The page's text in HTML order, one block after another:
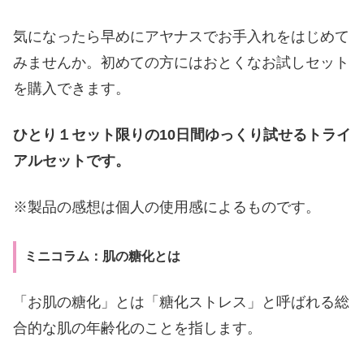
気になったら早めにアヤナスでお手入れをはじめて
みませんか。 初めての方にはおとくなお試しセット
を購入できます。
ひとり１セット限りの10 日間ゆっくり試せるトライ
アルセットです。
※製品の感想は個人の使用感によるものです。
ミニコラム：肌の糖化とは
「お肌の糖化」とは「糖化ストレス」と呼ばれる総
合的な肌の年齢化のことを指します。